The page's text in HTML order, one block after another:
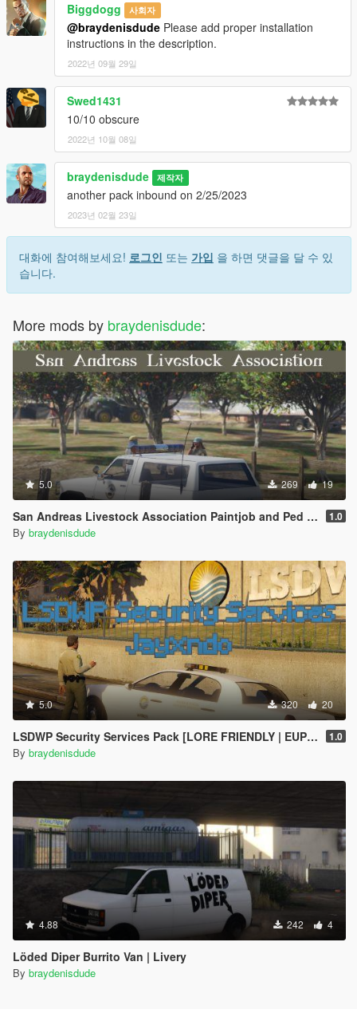
Biggdogg 사회자
@braydenisdude Please add proper installation
instructions in the description.
2022년 09월 29일
Swed1431
10/10 obscure
2022년 10월 08일
braydenisdude 제작자
another pack inbound on 2/25/2023
2023년 02월 23일
대화에 참여해보세요! 로그인 또는 가입 을 하면 댓글을 달 수 있
습니다.
More mods by braydenisdude:
5.0 269 19
San Andreas Livestock Association Paintjob and Ped Textures 1.0
By braydenisdude
5.0 320 20
LSDWP Security Services Pack [LORE FRIENDLY | EUP | LIVERY] 1.0
By braydenisdude
4.88 242 4
Löded Diper Burrito Van | Livery
By braydenisdude